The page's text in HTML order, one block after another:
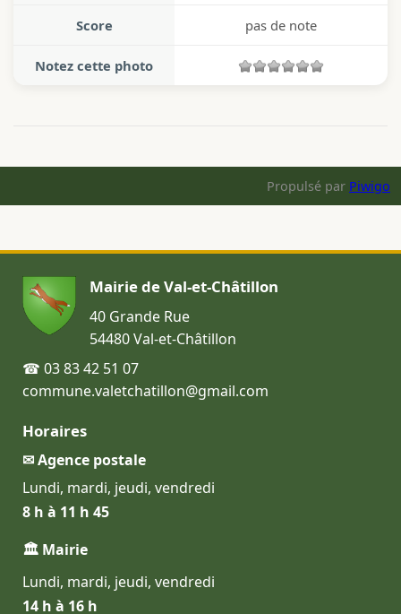
Score pas de note
Notez cette photo
Propulsé par Piwigo
Mairie de Val-et-Châtillon
40 Grande Rue
54480 Val-et-Châtillon
☎ 03 83 42 51 07
commune.valetchatillon@gmail.com
Horaires
✉ Agence postale
Lundi, mardi, jeudi, vendredi
8 h à 11 h 45
🏛 Mairie
Lundi, mardi, jeudi, vendredi
14 h à 16 h